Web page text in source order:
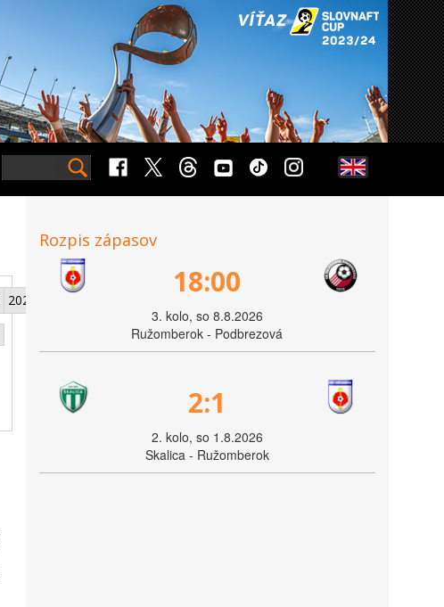
2026
Rozpis zápasov
18:00
3. kolo, so 8.8.2026
Ružomberok - Podbrezová
2:1
2. kolo, so 1.8.2026
Skalica - Ružomberok